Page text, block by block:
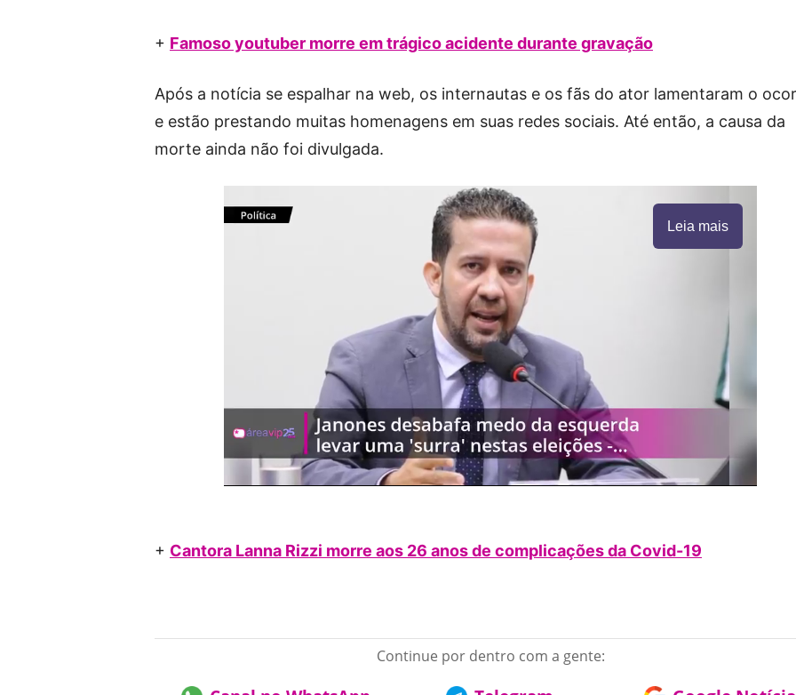
+ Famoso youtuber morre em trágico acidente durante gravação
Após a notícia se espalhar na web, os internautas e os fãs do ator lamentaram o
e estão prestando muitas homenagens em suas redes sociais. Até então, a causa da
morte ainda não foi divulgada.
Leia mais
+ Cantora Lanna Rizzi morre aos 26 anos de complicações da Covid-19
Continue por dentro com a gente: